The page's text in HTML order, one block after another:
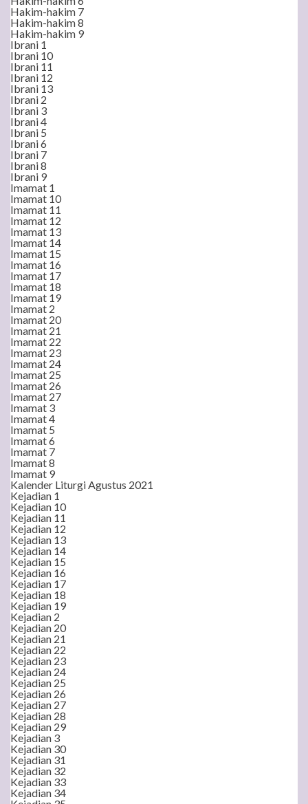
Hakim-hakim 7
Hakim-hakim 8
Hakim-hakim 9
Ibrani 1
Ibrani 10
Ibrani 11
Ibrani 12
Ibrani 13
Ibrani 2
Ibrani 3
Ibrani 4
Ibrani 5
Ibrani 6
Ibrani 7
Ibrani 8
Ibrani 9
Imamat 1
Imamat 10
Imamat 11
Imamat 12
Imamat 13
Imamat 14
Imamat 15
Imamat 16
Imamat 17
Imamat 18
Imamat 19
Imamat 2
Imamat 20
Imamat 21
Imamat 22
Imamat 23
Imamat 24
Imamat 25
Imamat 26
Imamat 27
Imamat 3
Imamat 4
Imamat 5
Imamat 6
Imamat 7
Imamat 8
Imamat 9
Kalender Liturgi Agustus 2021
Kejadian 1
Kejadian 10
Kejadian 11
Kejadian 12
Kejadian 13
Kejadian 14
Kejadian 15
Kejadian 16
Kejadian 17
Kejadian 18
Kejadian 19
Kejadian 2
Kejadian 20
Kejadian 21
Kejadian 22
Kejadian 23
Kejadian 24
Kejadian 25
Kejadian 26
Kejadian 27
Kejadian 28
Kejadian 29
Kejadian 3
Kejadian 30
Kejadian 31
Kejadian 32
Kejadian 33
Kejadian 34